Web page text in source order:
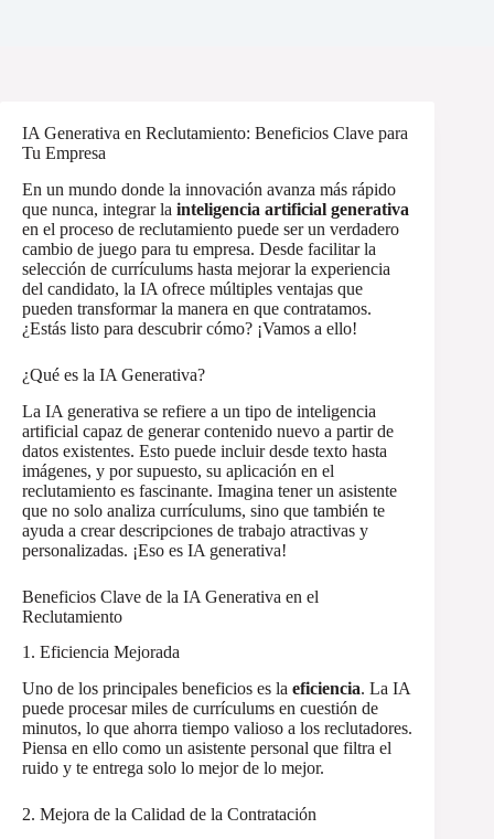
IA Generativa en Reclutamiento: Beneficios Clave para
Tu Empresa
En un mundo donde la innovación avanza más rápido
que nunca, integrar la inteligencia artificial generativa
en el proceso de reclutamiento puede ser un verdadero
cambio de juego para tu empresa. Desde facilitar la
selección de currículums hasta mejorar la experiencia
del candidato, la IA ofrece múltiples ventajas que
pueden transformar la manera en que contratamos.
¿Estás listo para descubrir cómo? ¡Vamos a ello!
¿Qué es la IA Generativa?
La IA generativa se refiere a un tipo de inteligencia
artificial capaz de generar contenido nuevo a partir de
datos existentes. Esto puede incluir desde texto hasta
imágenes, y por supuesto, su aplicación en el
reclutamiento es fascinante. Imagina tener un asistente
que no solo analiza currículums, sino que también te
ayuda a crear descripciones de trabajo atractivas y
personalizadas. ¡Eso es IA generativa!
Beneficios Clave de la IA Generativa en el
Reclutamiento
1. Eficiencia Mejorada
Uno de los principales beneficios es la eficiencia. La IA
puede procesar miles de currículums en cuestión de
minutos, lo que ahorra tiempo valioso a los reclutadores.
Piensa en ello como un asistente personal que filtra el
ruido y te entrega solo lo mejor de lo mejor.
2. Mejora de la Calidad de la Contratación